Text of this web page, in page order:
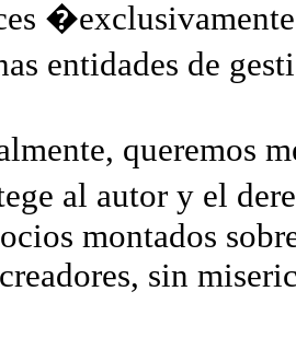
entidades de
queremos
al autor y el
montados
sin